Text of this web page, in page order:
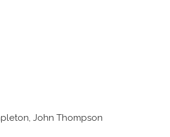
John Thompson